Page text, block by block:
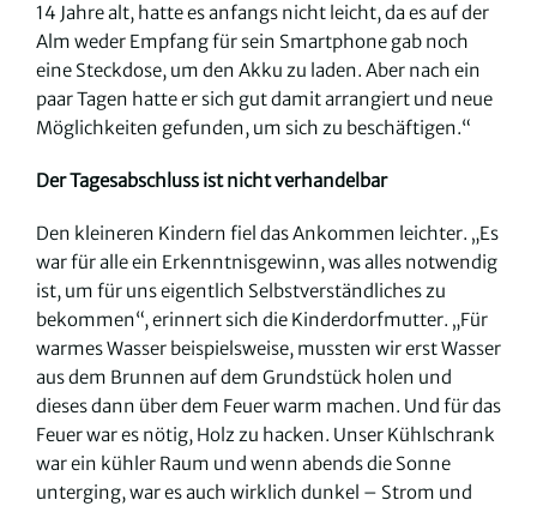
14 Jahre alt, hatte es anfangs nicht leicht, da es auf der
Alm weder Empfang für sein Smartphone gab noch
eine Steckdose, um den Akku zu laden. Aber nach ein
paar Tagen hatte er sich gut damit arrangiert und neue
Möglichkeiten gefunden, um sich zu beschäftigen.“
Der Tagesabschluss ist nicht verhandelbar
Den kleineren Kindern fiel das Ankommen leichter. „Es
war für alle ein Erkenntnisgewinn, was alles notwendig
ist, um für uns eigentlich Selbstverständliches zu
bekommen“, erinnert sich die Kinderdorfmutter. „Für
warmes Wasser beispielsweise, mussten wir erst Wasser
aus dem Brunnen auf dem Grundstück holen und
dieses dann über dem Feuer warm machen. Und für das
Feuer war es nötig, Holz zu hacken. Unser Kühlschrank
war ein kühler Raum und wenn abends die Sonne
unterging, war es auch wirklich dunkel – Strom und